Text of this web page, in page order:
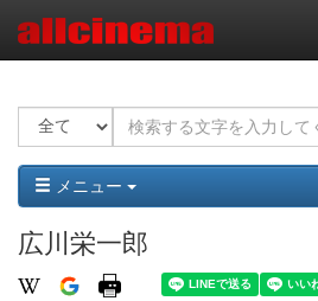
メニュー
広川栄一郎